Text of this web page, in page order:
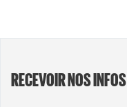
RECEVOIR NOS INFOS